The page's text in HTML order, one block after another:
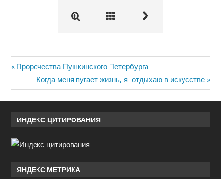
Навигация
по
записям
Previous
Пророчества Пушкинского Петербурга
Next
Post:
Когда меня пугает жизнь, я отдыхаю в искусстве
ИНДЕКС ЦИТИРОВАНИЯ
ЯНДЕКС.МЕТРИКА